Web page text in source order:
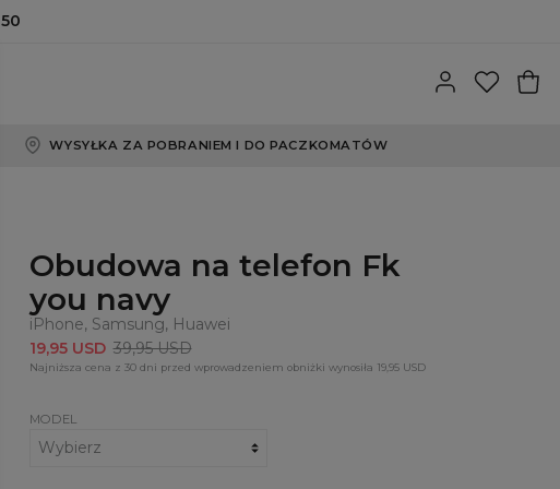
50
WYSYŁKA ZA POBRANIEM I DO PACZKOMATÓW
Obudowa na telefon Fk
you navy
iPhone, Samsung, Huawei
19,95 USD 39,95 USD
Najniższa cena z 30 dni przed wprowadzeniem obniżki wynosiła 19,95 USD
MODEL